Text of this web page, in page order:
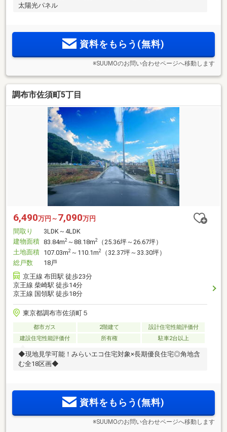
太陽光パネル
資料をもらう(無料)
※SUUMOのお問い合わせページへ移動します
調布市佐須町5丁目
6,490万円～ 7,090万円
間取り
3LDK～4LDK
建物面積 83.84m2 ～88.18m2
（25.36坪～26.67坪）
土地面積 107.03m2 ～110.1m2
（32.37坪～33.30坪）
総戸数
18戸
京王線 布田駅 徒歩23分
京王線 柴崎駅 徒歩14分
京王線 国領駅 徒歩18分
東京都調布市佐須町５
都市ガス 2階建て
設計住宅性能評価付
建設住宅性能評価付
所有権 駐車2台以上
◆現地見学可能！みらいエコ住宅対象×長期優良住宅◎角地含
む全18区画◆
資料をもらう(無料)
※SUUMOのお問い合わせページへ移動します